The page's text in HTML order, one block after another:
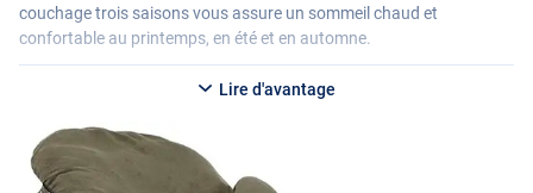
couchage trois saisons vous assure un sommeil chaud et
confortable au printemps, en été et en automne.
Lire d'avantage